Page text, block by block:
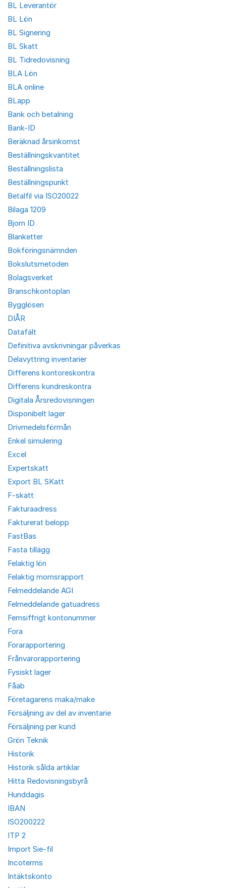
BL Leverantör
BL Lön
BL Signering
BL Skatt
BL Tidredovisning
BLA Lön
BLA online
BLapp
Bank och betalning
Bank-ID
Beräknad årsinkomst
Beställningskvantitet
Beställningslista
Beställningspunkt
Betalfil via ISO20022
Bilaga 1209
Bjorn ID
Blanketter
Bokföringsnämnden
Bokslutsmetoden
Bolagsverket
Branschkontoplan
Bygglösen
DIÅR
Datafält
Definitiva avskrivningar påverkas
Delavyttring inventarier
Differens kontoreskontra
Differens kundreskontra
Digitala Årsredovisningen
Disponibelt lager
Drivmedelsförmån
Enkel simulering
Excel
Expertskatt
Export BL SKatt
F-skatt
Fakturaadress
Fakturerat belopp
FastBas
Fasta tillägg
Felaktig lön
Felaktig momsrapport
Felmeddelande AGI
Felmeddelande gatuadress
Femsiffrigt kontonummer
Fora
Forarapportering
Frånvarorapportering
Fysiskt lager
Fåab
Företagarens maka/make
Försäljning av del av inventarie
Försäljning per kund
Grön Teknik
Historik
Historik sålda artiklar
Hitta Redovisningsbyrå
Hunddagis
IBAN
ISO200222
ITP 2
Import Sie-fil
Incoterms
Intäktskonto